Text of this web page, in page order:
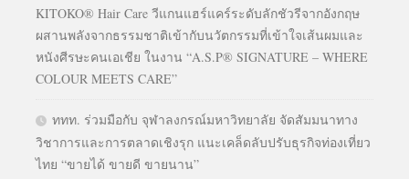
KITOKO® Hair Care วีแกนแฮร์แคร์ระดับลักชัวรีจากอังกฤษ
ผสานพลังจากธรรมชาติเข้ากับนวัตกรรมที่เข้าใจเส้นผมและ
หนังศีรษะคนเอเชีย ในงาน “A.S.P® SIGNATURE – WHERE
COLOUR MEETS CARE”
ททท. ร่วมมือกับ จุฬาลงกรณ์มหาวิทยาลัย จัดสัมมนาทาง
วิชาการและการตลาดเชิงรุก แนะเคล็ดลับปรับธุรกิจท่องเที่ยว
ไทย “ขายได้ ขายดี ขายนาน”